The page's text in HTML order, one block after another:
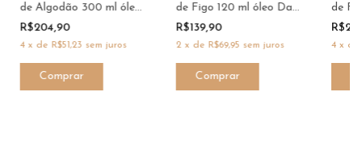
de Algodão 300 ml óleo
Dani Fernandes
R$204,90
4 x de R$51,23 sem juros
de Figo 120 ml óleo Dani
Fernandes
R$139,90
2 x de R$69,95 sem juros
de
Dani
4 x de